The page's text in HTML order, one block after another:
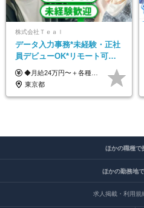
株式会社Ｔｅａｌ
データ入力事務*未経験・正社
員デビューOK*リモート可能*
年間休日124日*面接1回*実働
7.5時間
◆月給24万円〜＋各種手当 ※残業代全額支給 ※試用期間6ヶ月（期間中も給与・待遇に変更なし）
東京都
ほかの職種で
ほかの勤務地
求人掲載・利用規